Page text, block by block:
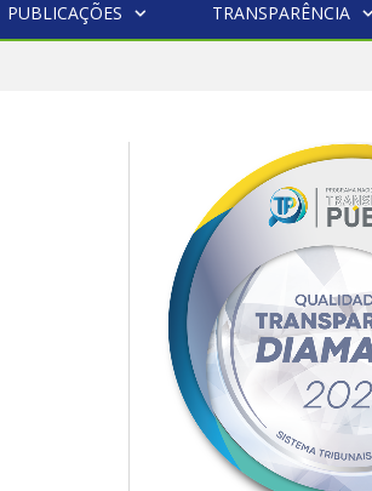
PUBLICAÇÕES TRANSPARÊNCIA